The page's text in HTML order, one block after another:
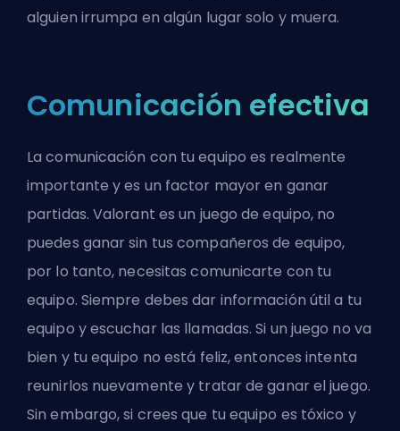
alguien irrumpa en algún lugar solo y muera.
Comunicación efectiva
La comunicación con tu equipo es realmente
importante y es un factor mayor en ganar
partidas. Valorant es un juego de equipo, no
puedes ganar sin tus compañeros de equipo,
por lo tanto, necesitas comunicarte con tu
equipo. Siempre debes dar información útil a tu
equipo y escuchar las llamadas. Si un juego no va
bien y tu equipo no está feliz, entonces intenta
reunirlos nuevamente y tratar de ganar el juego.
Sin embargo, si crees que tu equipo es tóxico y